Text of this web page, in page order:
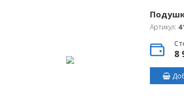
Артикул:
8